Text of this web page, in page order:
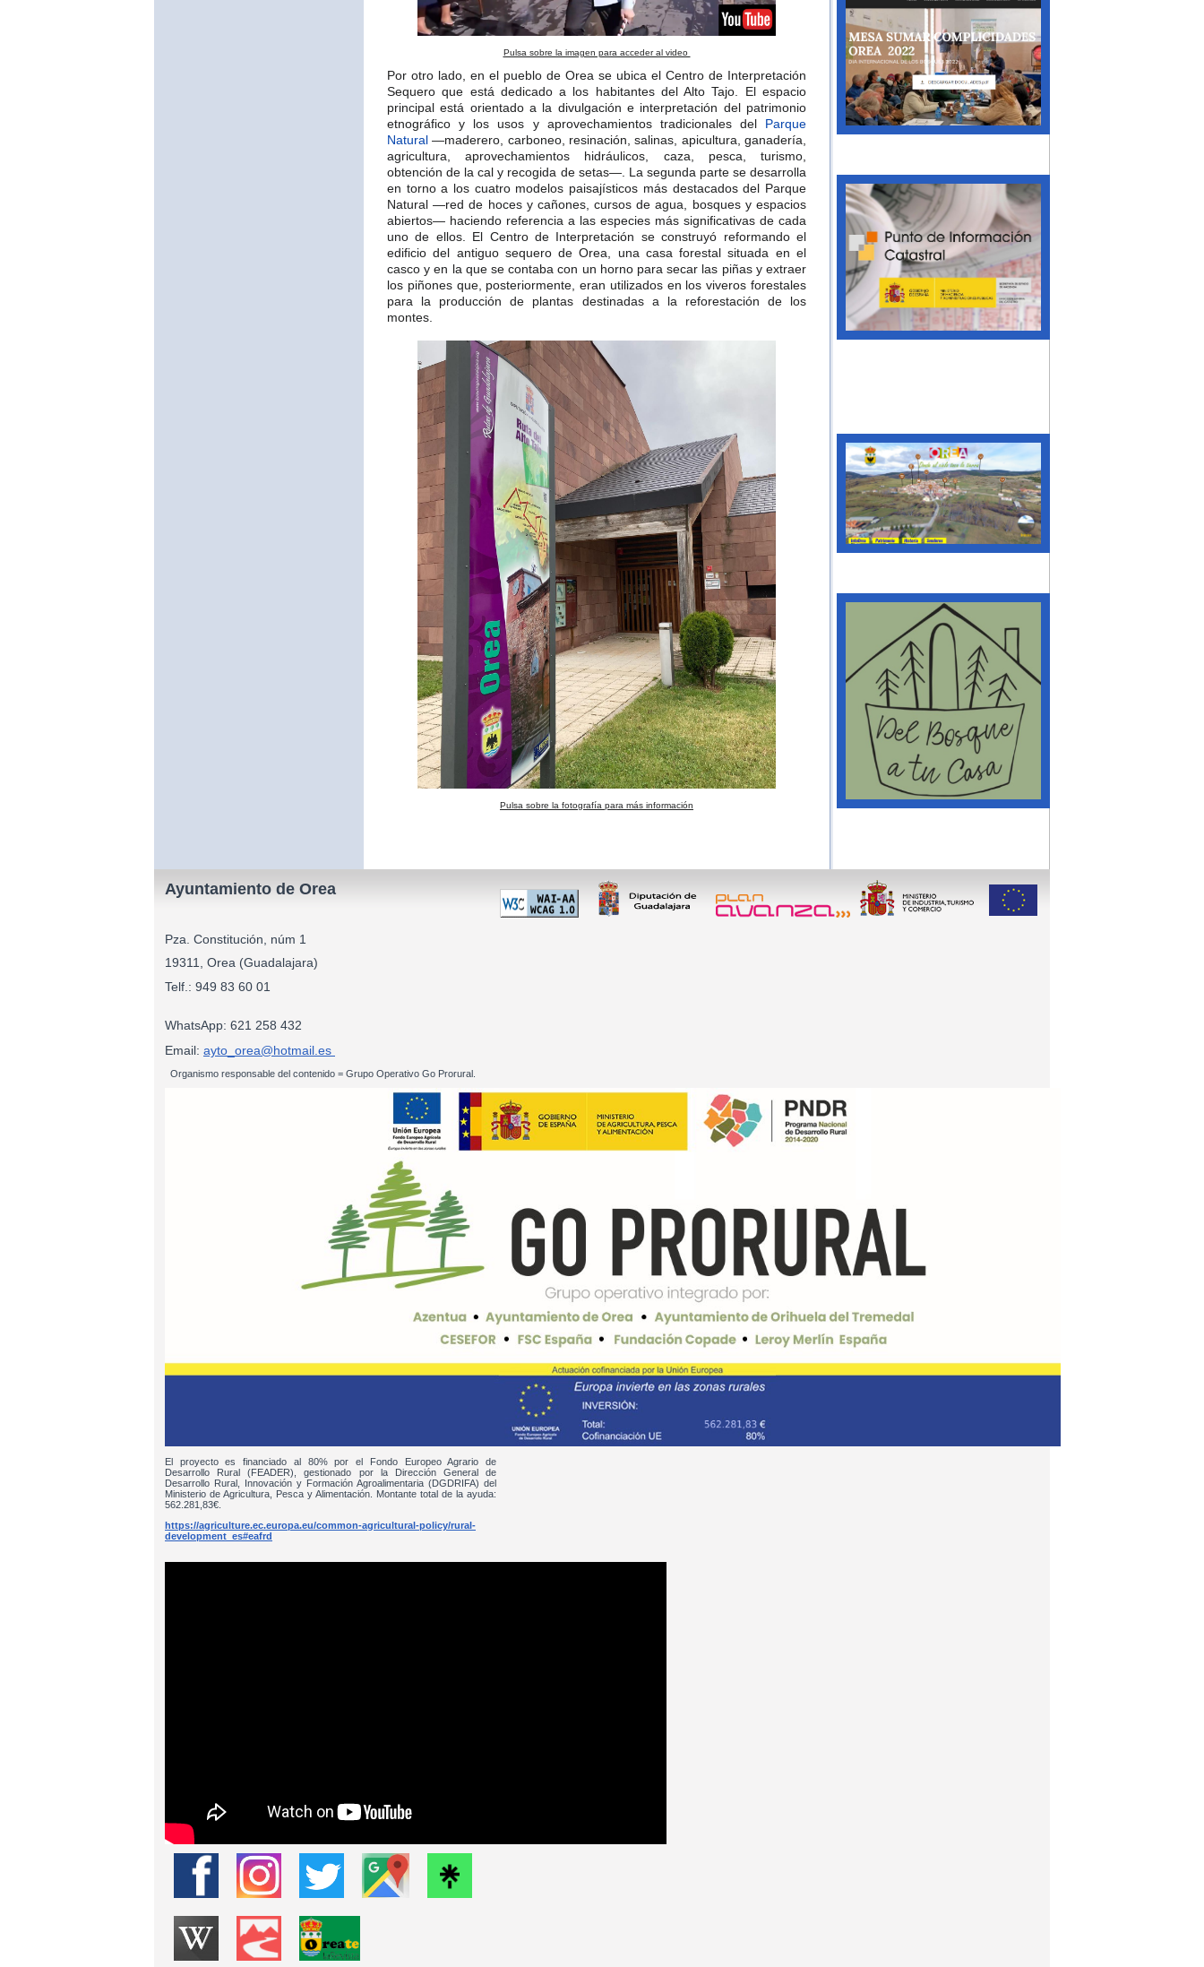
Pulsa sobre la imagen para acceder al video
Por otro lado, en el pueblo de Orea se ubica el Centro de Interpretación
Sequero que está dedicado a los habitantes del Alto Tajo. El espacio
principal está orientado a la divulgación e interpretación del patrimonio
etnográfico y los usos y aprovechamientos tradicionales del Parque
Natural —maderero, carboneo, resinación, salinas, apicultura, ganadería,
agricultura, aprovechamientos hidráulicos, caza, pesca, turismo,
obtención de la cal y recogida de setas—. La segunda parte se desarrolla
en torno a los cuatro modelos paisajísticos más destacados del Parque
Natural —red de hoces y cañones, cursos de agua, bosques y espacios
abiertos— haciendo referencia a las especies más significativas de cada
uno de ellos. El Centro de Interpretación se construyó reformando el
edificio del antiguo sequero de Orea, una casa forestal situada en el
casco y en la que se contaba con un horno para secar las piñas y extraer
los piñones que, posteriormente, eran utilizados en los viveros forestales
para la producción de plantas destinadas a la reforestación de los
montes.
Pulsa sobre la fotografía para más información
Ayuntamiento de Orea
Pza. Constitución, núm 1
19311, Orea (Guadalajara)
Telf.: 949 83 60 01
WhatsApp: 621 258 432
Email: ayto_orea@hotmail.es
Organismo responsable del contenido = Grupo Operativo Go Prorural.
El proyecto es financiado al 80% por el Fondo Europeo Agrario de
Desarrollo Rural (FEADER), gestionado por la Dirección General de
Desarrollo Rural, Innovación y Formación Agroalimentaria (DGDRIFA) del
Ministerio de Agricultura, Pesca y Alimentación. Montante total de la ayuda:
562.281,83€.
https://agriculture.ec.europa.eu/common-agricultural-policy/rural-
development_es#eafrd